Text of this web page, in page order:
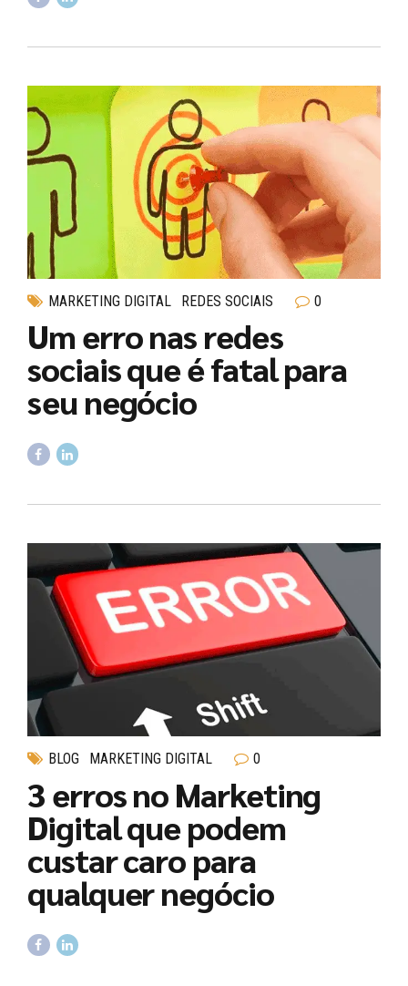
MARKETING DIGITAL REDES SOCIAIS 0
Um erro nas redes
sociais que é fatal para
seu negócio
BLOG MARKETING DIGITAL 0
3 erros no Marketing
Digital que podem
custar caro para
qualquer negócio